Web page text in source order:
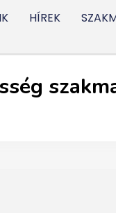
HÍREK